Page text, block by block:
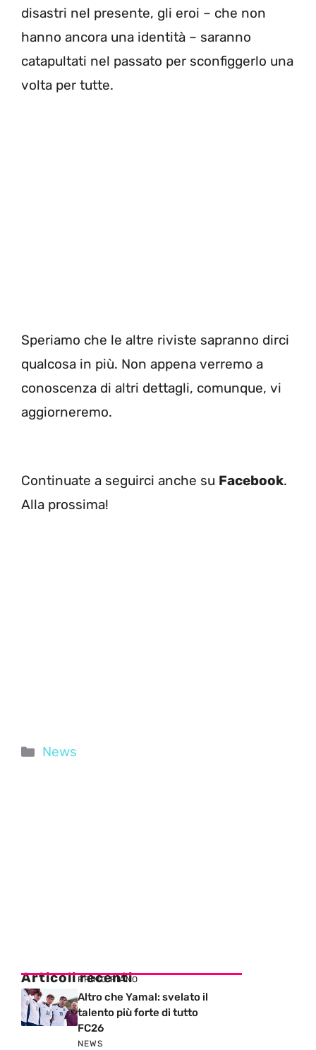
disastri nel presente, gli eroi – che non
hanno ancora una identità – saranno
catapultati nel passato per sconfiggerlo una
volta per tutte.
Speriamo che le altre riviste sapranno dirci
qualcosa in più. Non appena verremo a
conoscenza di altri dettagli, comunque, vi
aggiorneremo.
Continuate a seguirci anche su Facebook.
Alla prossima!
Categorie
News
Articoli recenti
PRIMO PIANO
Altro che Yamal: svelato il
talento più forte di tutto
FC26
NEWS